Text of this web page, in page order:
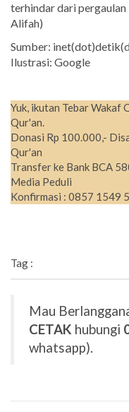
terhindar dari
Alifah)
Sumber:
Ilustrasi: Google
Yuk, ikutan Tebar Wakaf
Qur'an.
Donasi Rp 100.000,-
Qur'an
Transfer ke Bank BCA
Media Peduli
Konfirmasi : 0857 1549
Tag :
Mau
CETAK hubungi
whatsapp).